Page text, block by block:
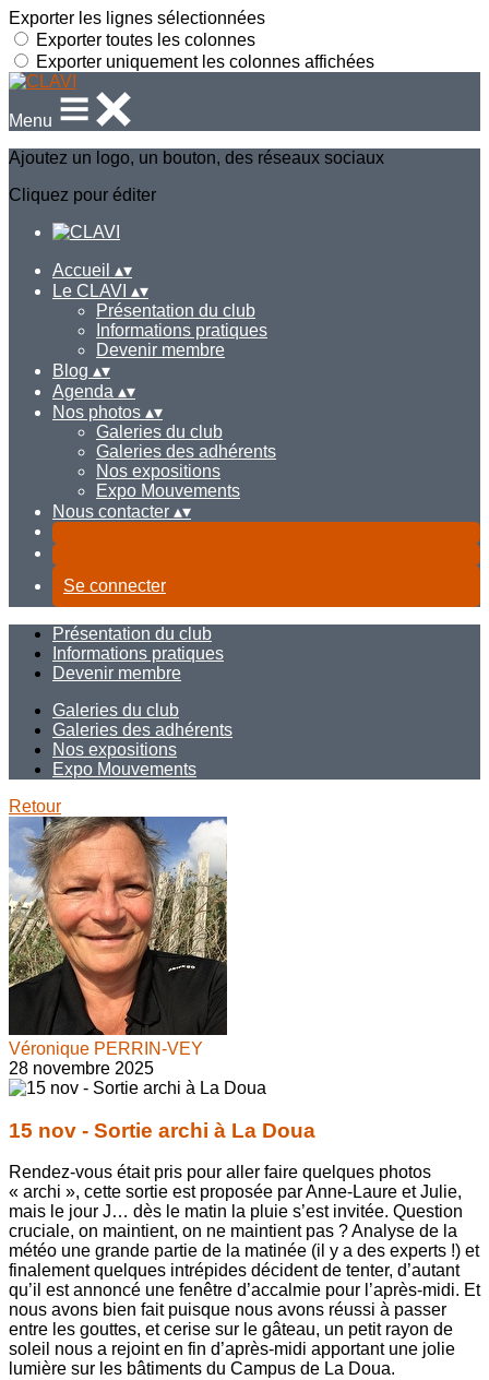
Exporter les lignes sélectionnées
Exporter toutes les colonnes
Exporter uniquement les colonnes affichées
Menu
Ajoutez un logo, un bouton, des réseaux sociaux
Cliquez pour éditer
Accueil ▴▾
Le CLAVI ▴▾
Présentation du club
Informations pratiques
Devenir membre
Blog ▴▾
Agenda ▴▾
Nos photos ▴▾
Galeries du club
Galeries des adhérents
Nos expositions
Expo Mouvements
Nous contacter ▴▾
Se connecter
Présentation du club
Informations pratiques
Devenir membre
Galeries du club
Galeries des adhérents
Nos expositions
Expo Mouvements
Retour
Véronique PERRIN-VEY
28 novembre 2025
15 nov - Sortie archi à La Doua
Rendez-vous était pris pour aller faire quelques photos
« archi », cette sortie est proposée par Anne-Laure et Julie,
mais le jour J… dès le matin la pluie s’est invitée. Question
cruciale, on maintient, on ne maintient pas ? Analyse de la
météo une grande partie de la matinée (il y a des experts !) et
finalement quelques intrépides décident de tenter, d’autant
qu’il est annoncé une fenêtre d’accalmie pour l’après-midi. Et
nous avons bien fait puisque nous avons réussi à passer
entre les gouttes, et cerise sur le gâteau, un petit rayon de
soleil nous a rejoint en fin d’après-midi apportant une jolie
lumière sur les bâtiments du Campus de La Doua.